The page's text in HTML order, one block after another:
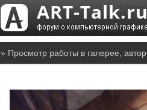
» Просмотр работы в галерее, автор